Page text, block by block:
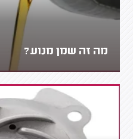
מה זה שמן מנוע?